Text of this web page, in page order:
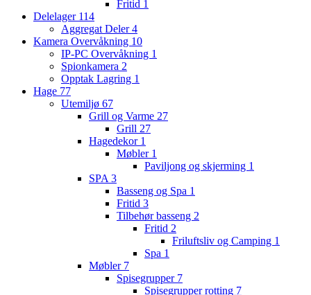
Fritid 1
Delelager 114
Aggregat Deler4
Kamera Overvåkning 10
IP-PC Overvåkning 1
Spionkamera 2
Opptak Lagring 1
Hage 77
Utemiljø 67
Grill og Varme 27
Grill 27
Hagedekor 1
Møbler 1
Paviljong og skjerming 1
SPA 3
Basseng og Spa 1
Fritid 3
Tilbehør basseng 2
Fritid 2
Friluftsliv og Camping 1
Spa 1
Møbler 7
Spisegrupper 7
Spisegrupper rotting 7